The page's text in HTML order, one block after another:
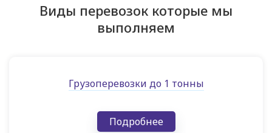
Виды перевозок которые мы
выполняем
Грузоперевозки до 1 тонны
Подробнее